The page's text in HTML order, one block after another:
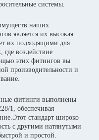
системы.
наших
является их высокая
их подходящими для
где воздействие
этих фитингов вы
производительности и
фитинги выполнены
1, обеспечивая
стандарт широко
с другими натянутыми
и простой.